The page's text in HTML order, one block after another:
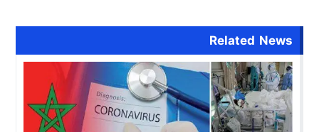
Related News